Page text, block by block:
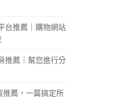
台推薦｜購物網站
推薦｜幫您進行分
推薦，一篇搞定所